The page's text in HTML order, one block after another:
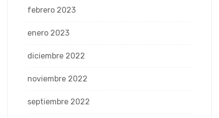
febrero 2023
enero 2023
diciembre 2022
noviembre 2022
septiembre 2022